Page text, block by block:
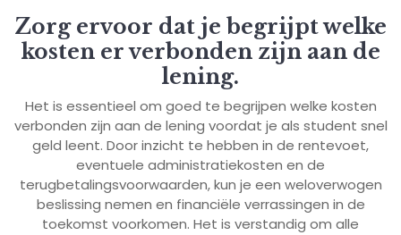
Zorg ervoor dat je begrijpt welke
kosten er verbonden zijn aan de
lening.
Het is essentieel om goed te begrijpen welke kosten
verbonden zijn aan de lening voordat je als student snel
geld leent. Door inzicht te hebben in de rentevoet,
eventuele administratiekosten en de
terugbetalingsvoorwaarden, kun je een weloverwogen
beslissing nemen en financiële verrassingen in de
toekomst voorkomen. Het is verstandig om alle